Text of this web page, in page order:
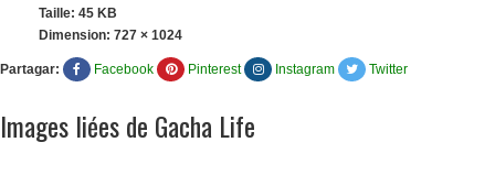
Taille: 45 KB
Dimension: 727 × 1024
Partagar: Facebook Pinterest Instagram Twitter
Images liées de Gacha Life